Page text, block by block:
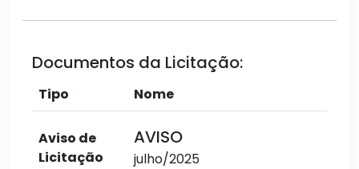
Documentos da Licitação:
Tipo Nome
Aviso de
Licitação
AVISO
julho/2025